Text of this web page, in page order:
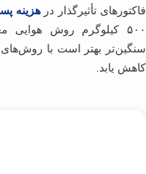
تأثیرگذار درهزینه
۵۰۰ کیلوگرم روش هوایی
بهتر است با روش‌های
یابد.